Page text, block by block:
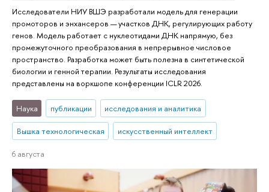
Исследователи НИУ ВШЭ разработали модель для генерации
промоторов и энхансеров — участков ДНК, регулирующих работу
генов. Модель работает с нуклеотидами ДНК напрямую, без
промежуточного преобразования в непрерывное числовое
пространство. Разработка может быть полезна в синтетической
биологии и генной терапии. Результаты исследования
представлены на воркшопе конференции ICLR 2026.
Наука публикации исследования и аналитика
Вышка технологическая искусственный интеллект
6 августа